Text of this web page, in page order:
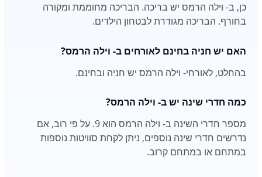
כן, ב- וילה הרמס יש בריכה. הבריכה מחוממת ומקורה
בחורף. הבריכה מגודרת לבטחון הילדים.
האם יש חניה בחינם לאורחים ב- וילה הרמס?
בהחלט, לאורחי- וילה הרמס יש חניה ובחינם.
כמה חדרי שינה יש ב- וילה הרמס?
מספר חדרי השינה ב- וילה הרמס הוא 9. על פי רוב, אם
נדרשים חדרי שינה נוספים, ניתן לקחת סוויטות נוספות
במתחם או במתחם קרוב.